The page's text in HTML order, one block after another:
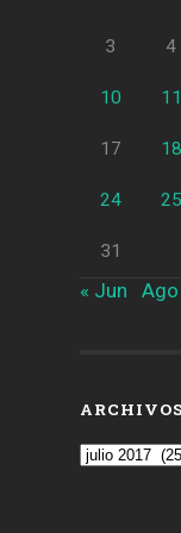
3 4
10 11
17 18
24 25
31
« Jun Ago
ARCHIVOS
Archivos